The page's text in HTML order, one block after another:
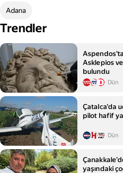
Adana
Trendler
Asklepios
bulundu
Dün
Çatalca'da
pilot hafif
Dün
yaşındaki